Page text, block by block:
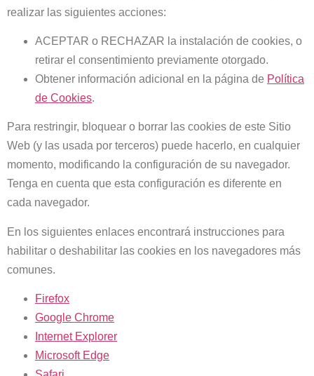
realizar las siguientes acciones:
ACEPTAR o RECHAZAR la instalación de cookies, o
retirar el consentimiento previamente otorgado.
Obtener información adicional en la página de Política
de Cookies.
Para restringir, bloquear o borrar las cookies de este Sitio
Web (y las usada por terceros) puede hacerlo, en cualquier
momento, modificando la configuración de su navegador.
Tenga en cuenta que esta configuración es diferente en
cada navegador.
En los siguientes enlaces encontrará instrucciones para
habilitar o deshabilitar las cookies en los navegadores más
comunes.
Firefox
Google Chrome
Internet Explorer
Microsoft Edge